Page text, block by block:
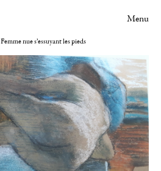
Menu
Femme nue s’essuyant les pieds